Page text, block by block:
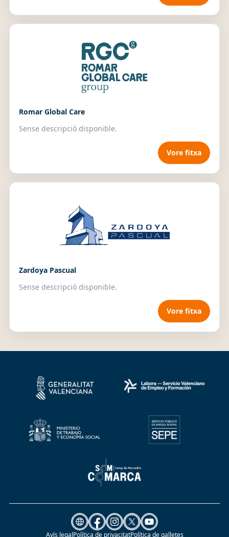
Romar Global Care
Sense descripció disponible.
Vore fitxa
Zardoya Pascual
Sense descripció disponible.
Vore fitxa
Avís legalPolítica de privacitatPolítica de galletes